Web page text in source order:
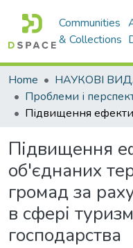
Communities
& Collections
Home
Підвищення
об'єднаних
громад за
в сфері
господарства